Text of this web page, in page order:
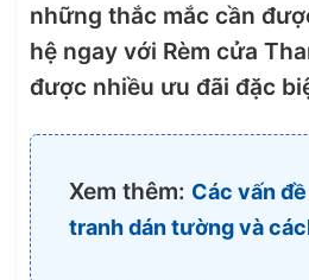
những thắc mắc cần
hệ ngay với Rèm cửa
được nhiều ưu đãi đặc
Xem thêm: Các vấn
tranh dán tường và